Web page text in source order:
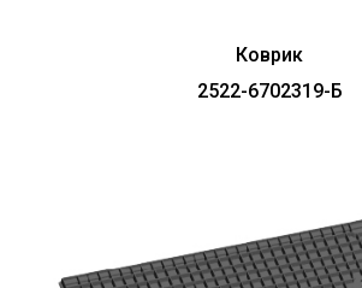
Коврик
2522-6702319-Б